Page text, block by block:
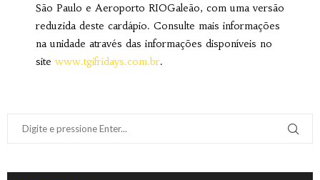
São Paulo e Aeroporto RIOGaleão, com uma versão
reduzida deste cardápio. Consulte mais informações
na unidade através das informações disponíveis no
site www.tgifridays.com.br.